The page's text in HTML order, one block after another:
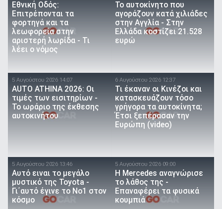
Εθνική Οδός:
Επιτρέπονται τα
φορτηγά και τα
λεωφορεία στην
αριστερή λωρίδα - Τι
λέει ο νόμος
To αυτοκίνητο που
αγοράζουν κατά χιλιάδες
στην Αγγλία - Στην
Ελλάδα κοστίζει 21.528
ευρώ
5 Αυγούστου 2026 14:07
AUTO ATHINA 2026: Οι
τιμές των εισιτηρίων -
Το ωράριο της έκθεσης
αυτοκινήτου
6 Αυγούστου 2026 12:37
Τι έκαναν οι Κινέζοι και
κατασκευάζουν τόσο
γρήγορα τα αυτοκίνητα;
Έτσι ξεπέρασαν την
Ευρώπη (video)
5 Αυγούστου 2026 13:46
Αυτό ειναι τo μεγάλο
μυστικό της Toyota -
Γι΄αυτό έγινε το Νο1 στον
κόσμο
5 Αυγούστου 2026 09:00
Η Mercedes αναγνώρισε
το λάθος της -
Επαναφέρει τα φυσικά
κουμπιά